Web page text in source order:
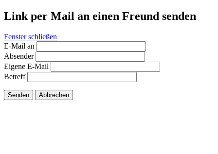
Link per Mail an einen Freund senden
Fenster schließen
E-Mail an
Absender
Eigene E-Mail
Betreff
Senden Abbrechen